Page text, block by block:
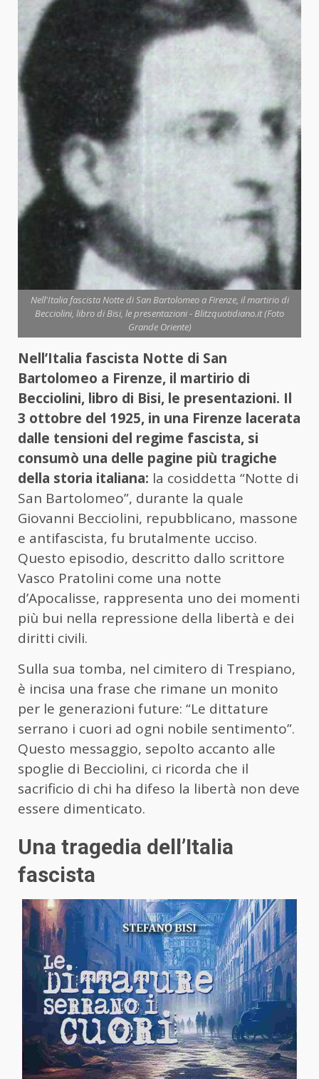
Nell'Italia fascista Notte di San Bartolomeo a Firenze, il martirio di
Becciolini, libro di Bisi, le presentazioni - Blitzquotidiano.it (Foto
Grande Oriente)
Nell’Italia fascista Notte di San
Bartolomeo a Firenze, il martirio di
Becciolini, libro di Bisi, le presentazioni. Il
3 ottobre del 1925, in una Firenze lacerata
dalle tensioni del regime fascista, si
consumò una delle pagine più tragiche
della storia italiana: la cosiddetta “Notte di
San Bartolomeo”, durante la quale
Giovanni Becciolini, repubblicano, massone
e antifascista, fu brutalmente ucciso.
Questo episodio, descritto dallo scrittore
Vasco Pratolini come una notte
d’Apocalisse, rappresenta uno dei momenti
più bui nella repressione della libertà e dei
diritti civili.
Sulla sua tomba, nel cimitero di Trespiano,
è incisa una frase che rimane un monito
per le generazioni future: “Le dittature
serrano i cuori ad ogni nobile sentimento”.
Questo messaggio, sepolto accanto alle
spoglie di Becciolini, ci ricorda che il
sacrificio di chi ha difeso la libertà non deve
essere dimenticato.
Una tragedia dell’Italia
fascista